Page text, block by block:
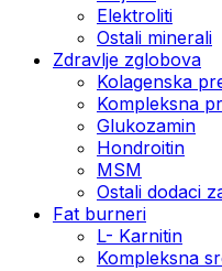
Elektroliti
Ostali minerali
Zdravlje zglobova
Kolagenska
Kompleksna
Glukozamin
Hondroitin
MSM
Ostali dodaci
Fat burneri
L- Karnitin
Kompleksna